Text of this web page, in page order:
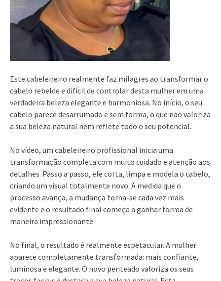
Este cabeleireiro realmente faz milagres ao transformar o
cabelo rebelde e difícil de controlar desta mulher em uma
verdadeira beleza elegante e harmoniosa. No início, o seu
cabelo parece desarrumado e sem forma, o que não valoriza
a sua beleza natural nem reflete todo o seu potencial.
No vídeo, um cabeleireiro profissional inicia uma
transformação completa com muito cuidado e atenção aos
detalhes. Passo a passo, ele corta, limpa e modela o cabelo,
criando um visual totalmente novo. À medida que o
processo avança, a mudança torna-se cada vez mais
evidente e o resultado final começa a ganhar forma de
maneira impressionante.
No final, o resultado é realmente espetacular. A mulher
aparece completamente transformada: mais confiante,
luminosa e elegante. O novo penteado valoriza os seus